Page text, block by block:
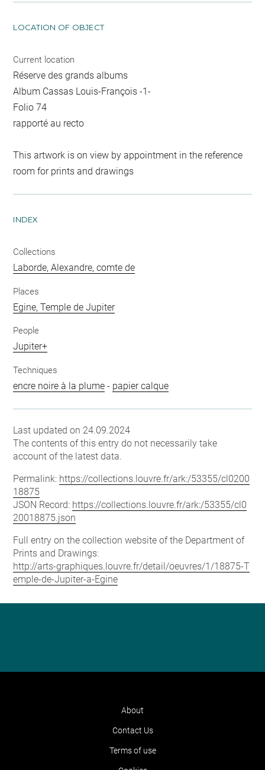
LOCATION OF OBJECT
Current location
Réserve des grands albums
Album Cassas Louis-François -1-
Folio 74
rapporté au recto
This artwork is on view by appointment in the reference
room for prints and drawings
INDEX
Collections
Laborde, Alexandre, comte de
Places
Egine, Temple de Jupiter
People
Jupiter+
Techniques
encre noire à la plume - papier calque
Last updated on 24.09.2024
The contents of this entry do not necessarily take
account of the latest data.
Permalink: https://collections.louvre.fr/ark:/53355/cl0200
18875
JSON Record: https://collections.louvre.fr/ark:/53355/cl0
20018875.json
Full entry on the collection website of the Department of
Prints and Drawings:
http://arts-graphiques.louvre.fr/detail/oeuvres/1/18875-T
emple-de-Jupiter-a-Egine
About
Contact Us
Terms of use